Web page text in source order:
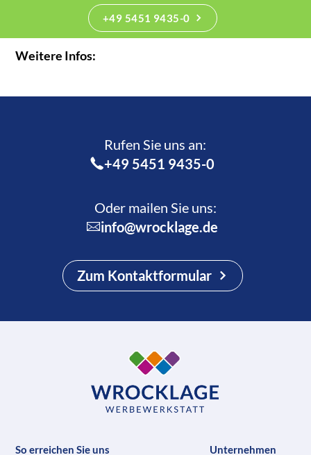
+49 5451 9435-0
Weitere Infos:
Rufen Sie uns an:­
+49 5451 9435-0
Oder mailen Sie uns:
info@wrocklage.de
Zum Kontaktformular
So erreichen Sie uns
Unternehmen